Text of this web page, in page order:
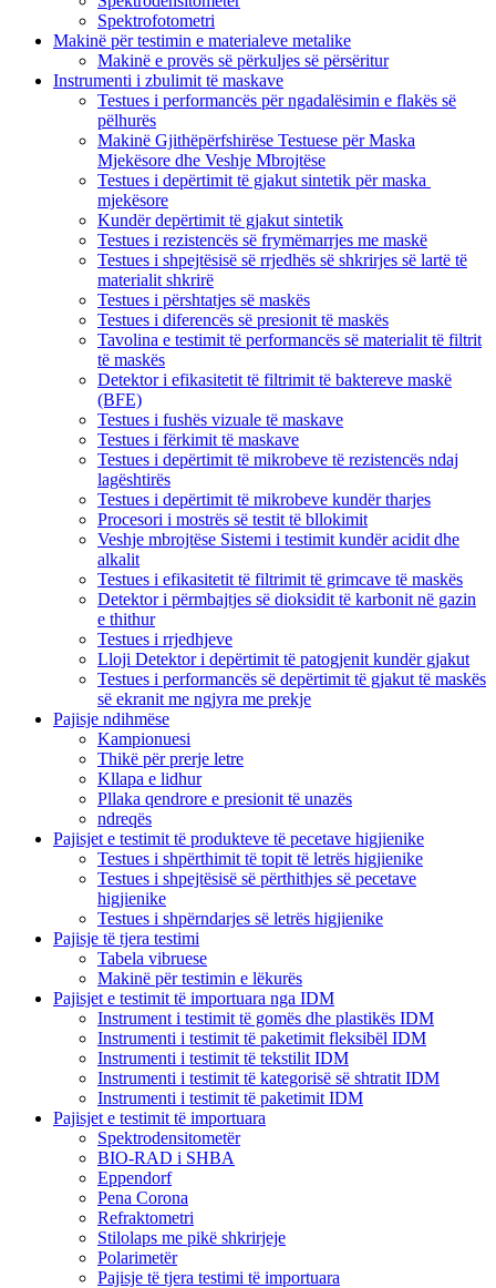
Spektrofotometri
Makinë për testimin e materialeve metalike
Makinë e provës së përkuljes së përsëritur
Instrumenti i zbulimit të maskave
Testues i performancës për ngadalësimin e flakës së
pëlhurës
Makinë Gjithëpërfshirëse Testuese për Maska
Mjekësore dhe Veshje Mbrojtëse
Testues i depërtimit të gjakut sintetik për maska ​​
mjekësore
Kundër depërtimit të gjakut sintetik
Testues i rezistencës së frymëmarrjes me maskë
Testues i shpejtësisë së rrjedhës së shkrirjes së lartë të
materialit shkrirë
Testues i përshtatjes së maskës
Testues i diferencës së presionit të maskës
Tavolina e testimit të performancës së materialit të filtrit
të maskës
Detektor i efikasitetit të filtrimit të baktereve maskë
(BFE)
Testues i fushës vizuale të maskave
Testues i fërkimit të maskave
Testues i depërtimit të mikrobeve të rezistencës ndaj
lagështirës
Testues i depërtimit të mikrobeve kundër tharjes
Procesori i mostrës së testit të bllokimit
Veshje mbrojtëse Sistemi i testimit kundër acidit dhe
alkalit
Testues i efikasitetit të filtrimit të grimcave të maskës
Detektor i përmbajtjes së dioksidit të karbonit në gazin
e thithur
Testues i rrjedhjeve
Lloji Detektor i depërtimit të patogjenit kundër gjakut
Testues i performancës së depërtimit të gjakut të maskës
së ekranit me ngjyra me prekje
Pajisje ndihmëse
Kampionuesi
Thikë për prerje letre
Kllapa e lidhur
Pllaka qendrore e presionit të unazës
ndreqës
Pajisjet e testimit të produkteve të pecetave higjienike
Testues i shpërthimit të topit të letrës higjienike
Testues i shpejtësisë së përthithjes së pecetave
higjienike
Testues i shpërndarjes së letrës higjienike
Pajisje të tjera testimi
Tabela vibruese
Makinë për testimin e lëkurës
Pajisjet e testimit të importuara nga IDM
Instrument i testimit të gomës dhe plastikës IDM
Instrumenti i testimit të paketimit fleksibël IDM
Instrumenti i testimit të tekstilit IDM
Instrumenti i testimit të kategorisë së shtratit IDM
Instrumenti i testimit të paketimit IDM
Pajisjet e testimit të importuara
Spektrodensitometër
BIO-RAD i SHBA
Eppendorf
Pena Corona
Refraktometri
Stilolaps me pikë shkrirjeje
Polarimetër
Pajisje të tjera testimi të importuara